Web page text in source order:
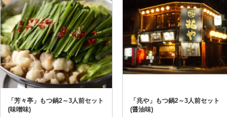
決済方法 解除
PayPay
クレジットカード決済
Amazon Pay
楽天ペイ
メルペイ
コンビニ支払い
ソフトバンクまとめて支払い
d払い
金融機関(Pay-easy決済)
発送種別 解除
通常
冷蔵便
冷凍便
レビュー
寄付金額
寄付金額
「芳々亭」もつ鍋2～3人前セット
(味噌味)
「兆や」もつ鍋2～3人前セット
(醤油味)